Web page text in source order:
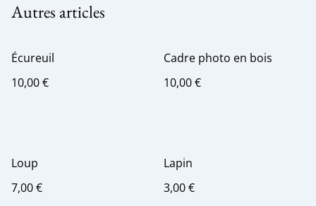
Autres articles
Écureuil
10,00 €
Cadre photo en bois
10,00 €
Loup
7,00 €
Lapin
3,00 €